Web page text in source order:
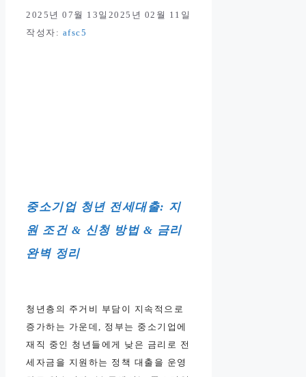
2025년 07월 13일 2025년 02월 11일
작성자: afsc5
중소기업 청년 전세대출: 지
원 조건 & 신청 방법 & 금리
완벽 정리
청년층의 주거비 부담이 지속적으로
증가하는 가운데, 정부는 중소기업에
재직 중인 청년들에게 낮은 금리로 전
세자금을 지원하는 정책 대출을 운영